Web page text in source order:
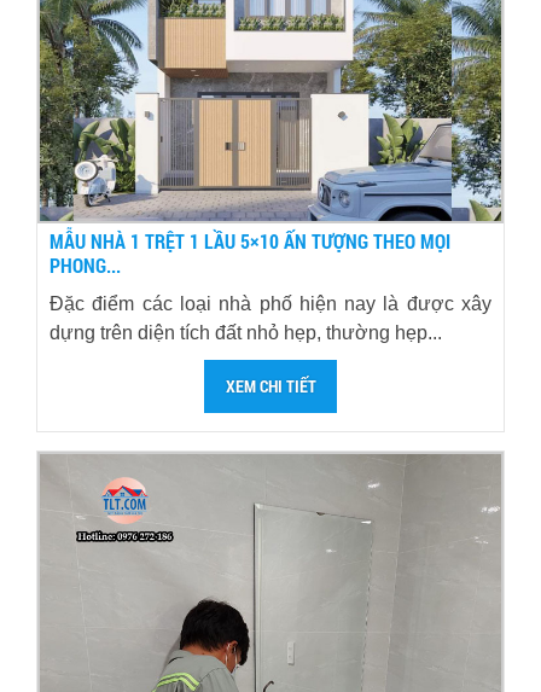
MẪU NHÀ 1 TRỆT 1 LẦU 5×10 ẤN TƯỢNG THEO MỌI
PHONG...
Đặc điểm các loại nhà phố hiện nay là được xây
dựng trên diện tích đất nhỏ hẹp, thường hẹp...
XEM CHI TIẾT